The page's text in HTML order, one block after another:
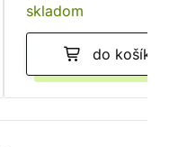
skladom
do košíka